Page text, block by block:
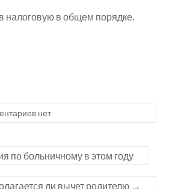
налоговую в общем порядке.
нет
по больничному в этом году
ли вычет родителю →